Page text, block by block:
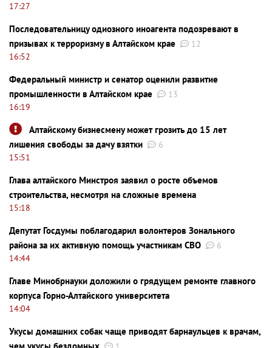
17:27
Последовательницу одиозного иноагента подозревают в
призывах к терроризму в Алтайском крае
12
16:52
Федеральный министр и сенатор оценили развитие
промышленности в Алтайском крае
13
16:19
Алтайскому бизнесмену может грозить до 15 лет
лишения свободы за дачу взятки
6
15:51
Глава алтайского Минстроя заявил о росте объемов
строительства, несмотря на сложные времена
15:18
Депутат Госдумы поблагодарил волонтеров Зонального
района за их активную помощь участникам СВО
6
14:44
Главе Минобрнауки доложили о грядущем ремонте главного
корпуса Горно-Алтайского университета
14:04
Укусы домашних собак чаще приводят барнаульцев к врачам,